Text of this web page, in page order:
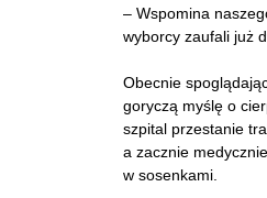
– Wspomina
wyborcy zaufali już
Obecnie
goryczą myślę o
szpital przestanie
a zacznie
w sosenkami.